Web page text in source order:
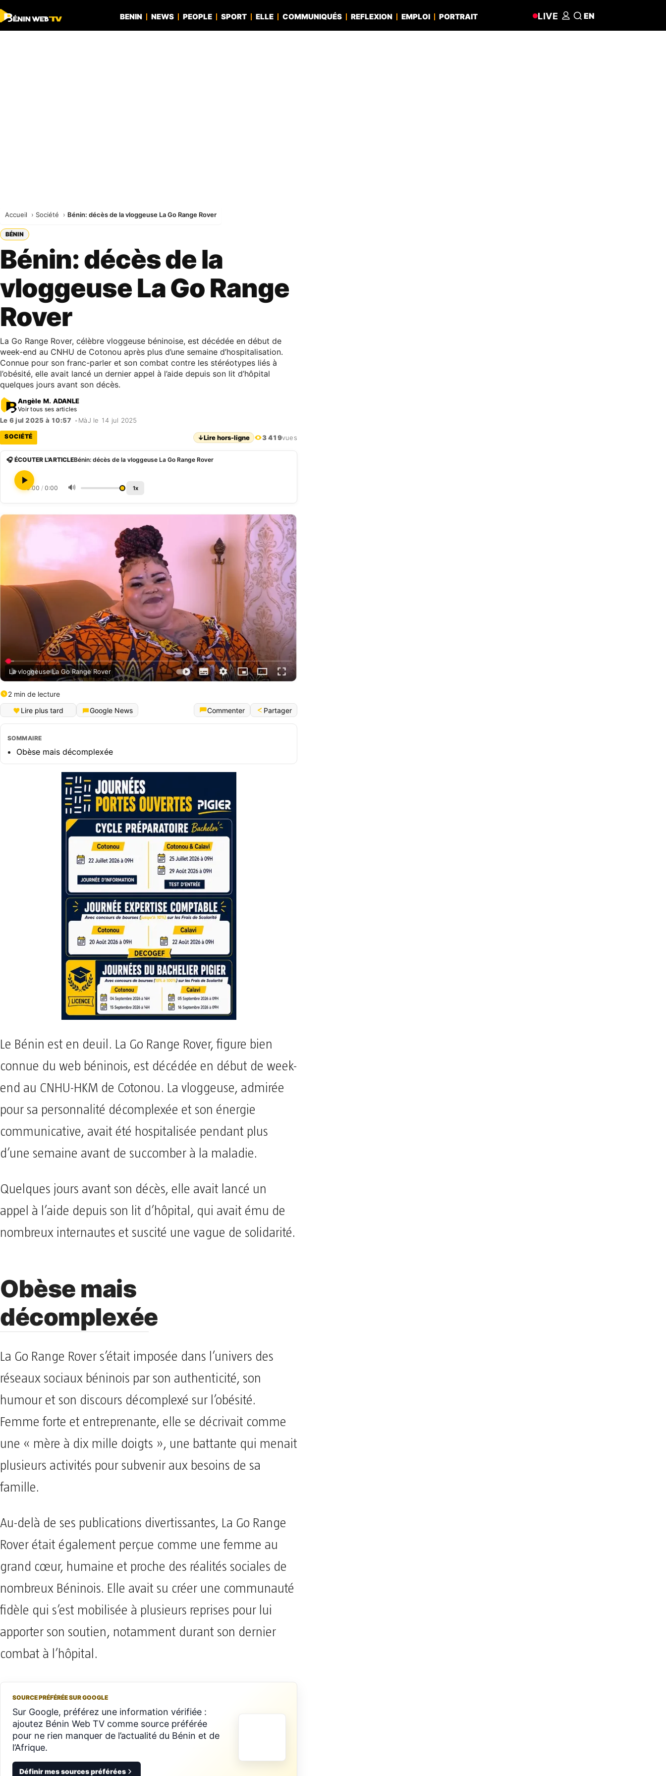
BENIN NEWS PEOPLE SPORT ELLE COMMUNIQUÉS REFLEXION EMPLOI PORTRAIT LIVE EN
Accueil Société Bénin: décès de la vloggeuse La Go Range Rover
BÉNIN
Bénin: décès de la
vloggeuse La Go Range
Rover
La Go Range Rover, célèbre vloggeuse béninoise, est décédée en début de
week-end au CNHU de Cotonou après plus d’une semaine d’hospitalisation.
Connue pour son franc-parler et son combat contre les stéréotypes liés à
l’obésité, elle avait lancé un dernier appel à l’aide depuis son lit d’hôpital
quelques jours avant son décès.
Angèle M. ADANLE
Voir tous ses articles
Le 6 jul 2025 à 10:57 • MàJ le 14 jul 2025
SOCIÉTÉ ↓Lire hors-ligne 3 419vues
🎧 ÉCOUTER L'ARTICLEBénin: décès de la vloggeuse La Go Range Rover
0:00 / 0:00 🔊 1x
La vloggeuse La Go Range Rover
2 min de lecture
Lire plus tard
Google News Commenter Partager
SOMMAIRE
Obèse mais décomplexée
Le Bénin est en deuil. La Go Range Rover, figure bien
connue du web béninois, est décédée en début de week-
end au CNHU-HKM de Cotonou. La vloggeuse, admirée
pour sa personnalité décomplexée et son énergie
communicative, avait été hospitalisée pendant plus
d’une semaine avant de succomber à la maladie.
Quelques jours avant son décès, elle avait lancé un
appel à l’aide depuis son lit d’hôpital, qui avait ému de
nombreux internautes et suscité une vague de solidarité.
Obèse mais
décomplexée
La Go Range Rover s’était imposée dans l’univers des
réseaux sociaux béninois par son authenticité, son
humour et son discours décomplexé sur l’obésité.
Femme forte et entreprenante, elle se décrivait comme
une « mère à dix mille doigts », une battante qui menait
plusieurs activités pour subvenir aux besoins de sa
famille.
Au-delà de ses publications divertissantes, La Go Range
Rover était également perçue comme une femme au
grand cœur, humaine et proche des réalités sociales de
nombreux Béninois. Elle avait su créer une communauté
fidèle qui s’est mobilisée à plusieurs reprises pour lui
apporter son soutien, notamment durant son dernier
combat à l’hôpital.
SOURCE PRÉFÉRÉE SUR GOOGLE
Sur Google, préférez une information vérifiée :
ajoutez Bénin Web TV comme source préférée
pour ne rien manquer de l’actualité du Bénin et de
l’Afrique.
Définir mes sources préférées